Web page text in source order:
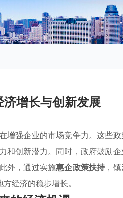
增长与创新发展
增强企业的市场竞争力。这些政
和创新潜力。同时，政府鼓励企
外，通过实施惠企政策扶持 ，
经济的稳步增长。